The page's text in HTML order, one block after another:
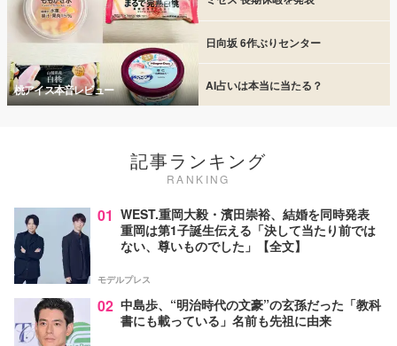
桃アイス本音レビュー
日向坂 6作ぶりセンター
AI占いは本当に当たる？
記事ランキング
RANKING
01 WEST.重岡大毅・濱田崇裕、結婚を同時発表
重岡は第1子誕生伝える「決して当たり前では
ない、尊いものでした」【全文】
モデルプレス
02 中島歩、“明治時代の文豪”の玄孫だった「教科
書にも載っている」名前も先祖に由来